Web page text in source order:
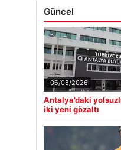
Güncel
06/08/2026
Antalya’daki
iki yeni gözaltı